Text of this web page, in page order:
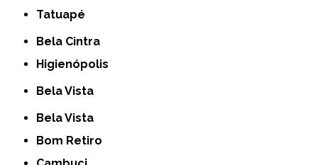
Tatuapé
Bela Cintra
Higienópolis
Bela Vista
Bela Vista
Bom Retiro